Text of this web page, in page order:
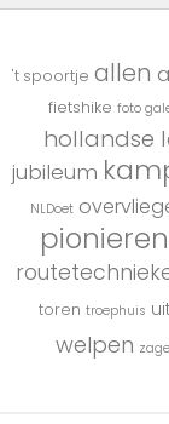
't spoortje allen
fietshike foto
hollandse
jubileum
NLDoet
pionieren
toren troephuis
welpen